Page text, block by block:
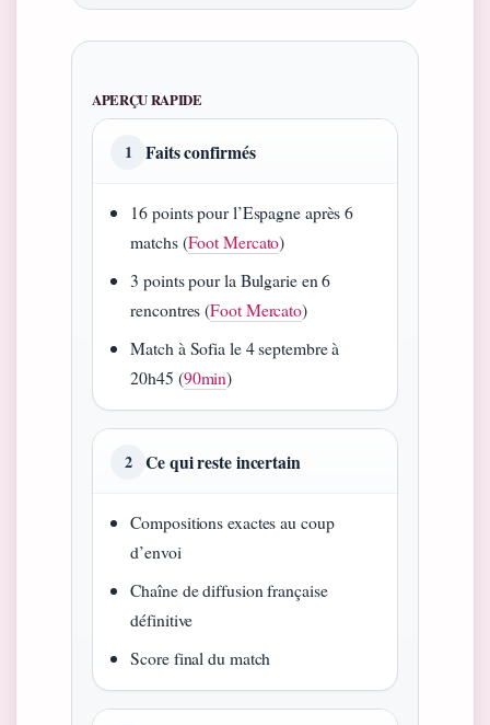
APERÇU RAPIDE
1 Faits confirmés
16 points pour l’Espagne après 6
matchs (Foot Mercato)
3 points pour la Bulgarie en 6
rencontres (Foot Mercato)
Match à Sofia le 4 septembre à
20h45 (90min)
2 Ce qui reste incertain
Compositions exactes au coup
d’envoi
Chaîne de diffusion française
définitive
Score final du match